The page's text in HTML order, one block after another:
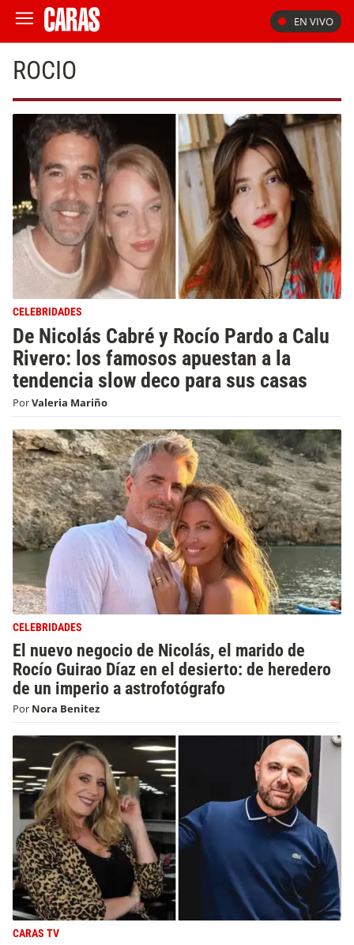
EN VIVO
ROCIO
CELEBRIDADES
De Nicolás Cabré y Rocío Pardo a Calu
Rivero: los famosos apuestan a la
tendencia slow deco para sus casas
PorValeria Mariño
CELEBRIDADES
El nuevo negocio de Nicolás, el marido de
Rocío Guirao Díaz en el desierto: de heredero
de un imperio a astrofotógrafo
Por Nora Benitez
CARAS TV